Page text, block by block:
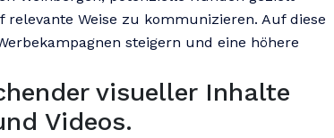
Weise zu kommunizieren. Auf diese
steigern und eine höhere
visueller Inhalte
Videos.